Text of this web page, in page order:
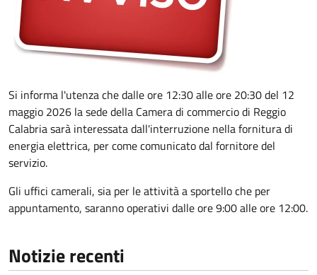
Si informa l'utenza che dalle ore 12:30 alle ore 20:30 del 12
maggio 2026 la sede della Camera di commercio di Reggio
Calabria sarà interessata dall'interruzione nella fornitura di
energia elettrica, per come comunicato dal fornitore del
servizio.
Gli uffici camerali, sia per le attività a sportello che per
appuntamento, saranno operativi dalle ore 9:00 alle ore 12:00.
Notizie recenti